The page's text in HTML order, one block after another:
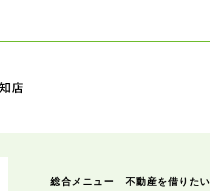
総合メニュー 不動産を借りたい